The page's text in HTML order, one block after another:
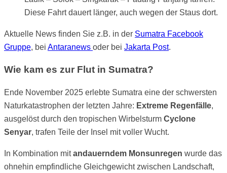
Diese Fahrt dauert länger, auch wegen der Staus dort.
Aktuelle News finden Sie z.B. in der Sumatra Facebook
Gruppe, bei Antaranews oder bei Jakarta Post.
Wie kam es zur Flut in Sumatra?
Ende November 2025 erlebte Sumatra eine der schwersten
Naturkatastrophen der letzten Jahre: Extreme Regenfälle,
ausgelöst durch den tropischen Wirbelsturm Cyclone
Senyar, trafen Teile der Insel mit voller Wucht.
In Kombination mitandauerndem Monsunregen wurde das
ohnehin empfindliche Gleichgewicht zwischen Landschaft,